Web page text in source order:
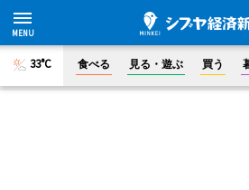
33°C 食べる 見る・遊ぶ 買う